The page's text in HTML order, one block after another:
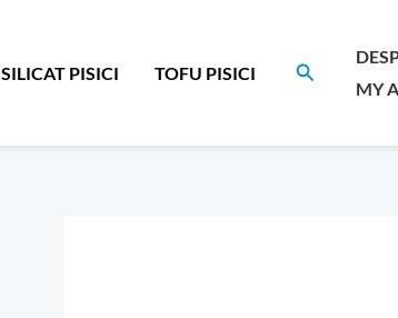
SILICAT PISICI TOFU PISICI Search
MY